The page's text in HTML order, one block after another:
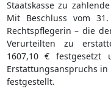
Staatskasse zu
Mit Beschluss vom
Rechtspflegerin – die
Verurteilten zu
1607,10 € festgesetzt
Erstattungsanspruchs in
festgestellt.